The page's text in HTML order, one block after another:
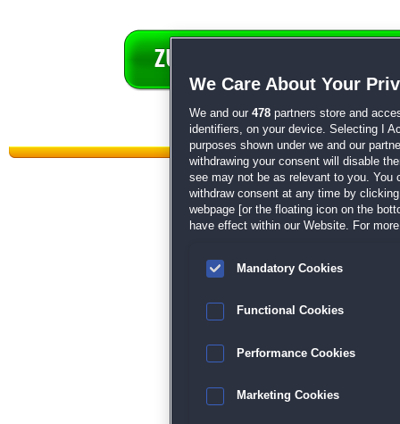
Datenschutz| AGB|Impressum
We Care About Your
We and our 478 partners store and
identifiers, on your device. Selecting I
purposes shown under we and our
withdrawing your consent will disable
see may not be as relevant to you. You
withdraw consent at any time by
webpage [or the floating icon on the
have effect within our Website. For
Mandatory Cookies
Functional Cookies
Performance Cookies
Marketing Cookies